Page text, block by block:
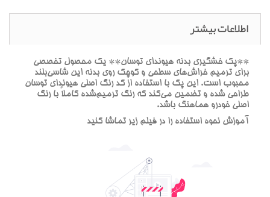
اطلاعات بیشتر
**پک خشگيري بدنه هيونداي توسان** يک محصول تخصصي
براي ترميم خراش‌هاي سطحي و کوچک روي بدنه اين شاسي‌بلند
محبوب است. اين پک با استفاده از کد رنگ اصلي هيونداي توسان
طراحي شده و تضمين مي‌کند که رنگ ترميم‌شده کاملاً با رنگ
اصلي خودرو هماهنگ باشد.
آموزش نحوه استفاده را در فيلم زير تماشا کنيد